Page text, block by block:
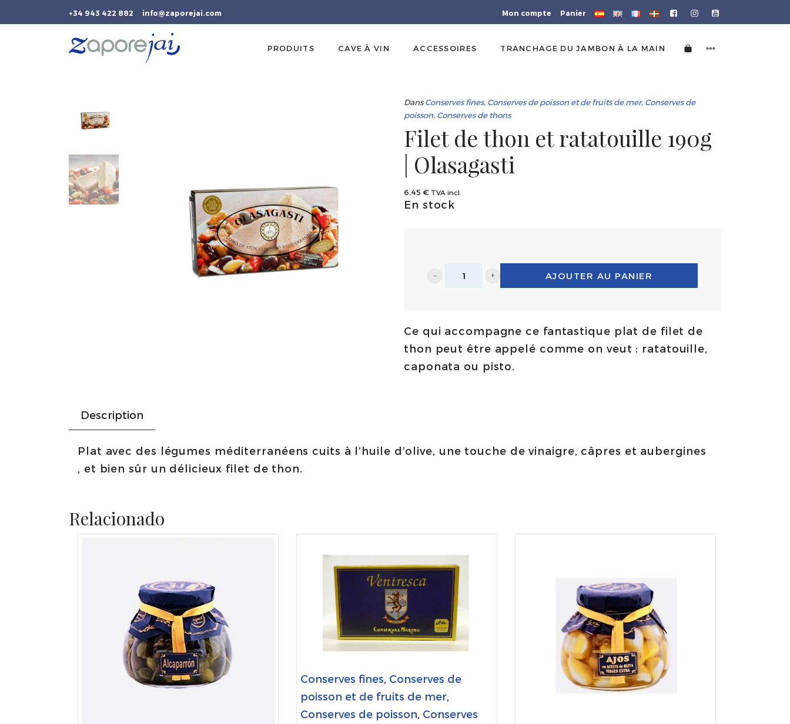
+34 943 422 882 info@zaporejai.com Mon compte Panier
PRODUITS CAVE À VIN ACCESSOIRES TRANCHAGE DU JAMBON À LA MAIN
DansConserves fines, Conserves de poisson et de fruits de mer, Conserves de
poisson, Conserves de thons
Filet de thon et ratatouille 190g
| Olasagasti
6,45 € TVA incl.
En stock
Filet
et
ratatouille
190g
AJOUTER AU PANIER
Ce qui accompagne ce fantastique plat de filet de
thon peut être appelé comme on veut : ratatouille,
caponata ou pisto.
Description
Plat avec des légumes méditerranéens cuits à l’huile d’olive, une touche de vinaigre, câpres et aubergines
, et bien sûr un délicieux filet de thon.
Relacionado
Conserves fines Conserves de
poisson et de fruits de mer,
Conserves de poisson Conserves